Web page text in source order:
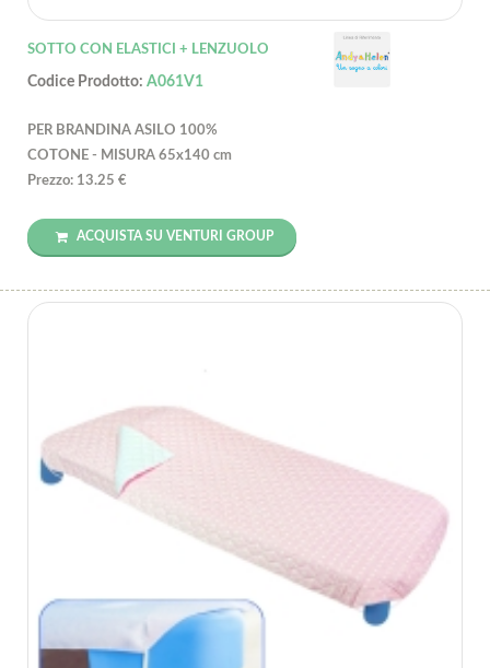
SOTTO CON ELASTICI + LENZUOLO
Codice Prodotto: A061V1
PER BRANDINA ASILO 100%
COTONE - MISURA 65x140 cm
Prezzo: 13.25 €
ACQUISTA SU VENTURI GROUP